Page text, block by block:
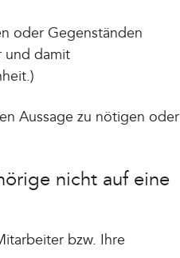
oder Gegenständen
und damit
Aussage zu nötigen oder
nicht auf eine
bzw. Ihre